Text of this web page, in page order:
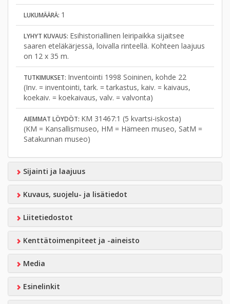
LUKUMÄÄRÄ: 1
LYHYT KUVAUS: Esihistoriallinen leiripaikka sijaitsee
saaren eteläkärjessä, loivalla rinteellä. Kohteen laajuus
on 12 x 35 m.
TUTKIMUKSET: Inventointi 1998 Soininen, kohde 22
(Inv. = inventointi, tark. = tarkastus, kaiv. = kaivaus,
koekaiv. = koekaivaus, valv. = valvonta)
AIEMMAT LÖYDÖT: KM 31467:1 (5 kvartsi-iskosta)
(KM = Kansallismuseo, HM = Hämeen museo, SatM =
Satakunnan museo)
Sijainti ja laajuus
Kuvaus, suojelu- ja lisätiedot
Liitetiedostot
Kenttätoimenpiteet ja -aineisto
Media
Esinelinkit